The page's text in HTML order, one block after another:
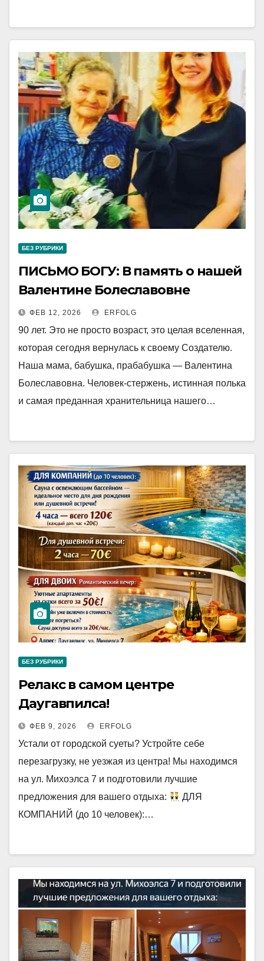
БЕЗ РУБРИКИ
ПИСЬМО БОГУ: В память о нашей
Валентине Болеславовне
ФЕВ 12, 2026 ERFOLG
90 лет. Это не просто возраст, это целая вселенная,
которая сегодня вернулась к своему Создателю.
Наша мама, бабушка, прабабушка — Валентина
Болеславовна. Человек-стержень, истинная полька
и самая преданная хранительница нашего…
БЕЗ РУБРИКИ
Релакс в самом центре
Даугавпилса!
ФЕВ 9, 2026 ERFOLG
Устали от городской суеты? Устройте себе
перезагрузку, не уезжая из центра! Мы находимся
на ул. Михоэлса 7 и подготовили лучшие
предложения для вашего отдыха:
ДЛЯ
КОМПАНИЙ (до 10 человек):…